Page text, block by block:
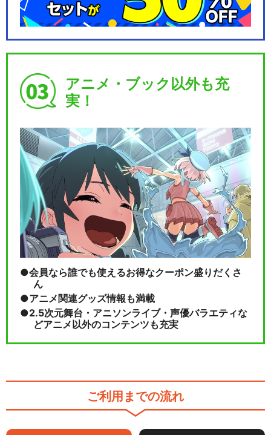
アニメ・ブック以外も充
実！
会員なら誰でも使えるお得なクーポン盛りだくさ
ん
アニメ関連グッズ情報も満載
2.5次元舞台・アニソンライブ・声優バラエティな
どアニメ以外のコンテンツも充実
ご利用までの流れ